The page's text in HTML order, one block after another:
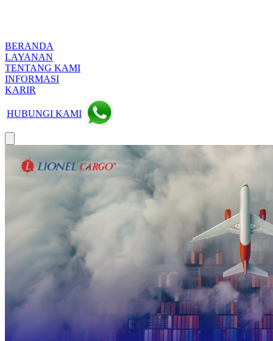
BERANDA
LAYANAN
TENTANG KAMI
INFORMASI
KARIR
HUBUNGI KAMI